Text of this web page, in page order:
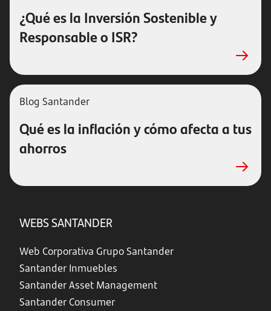
¿Qué es la Inversión Sostenible y
Responsable o ISR?
Blog Santander
Qué es la inflación y cómo afecta a tus
ahorros
WEBS SANTANDER
Web Corporativa Grupo Santander
Santander Inmuebles
Santander Asset Management
Santander Consumer